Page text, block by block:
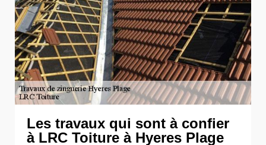
Les travaux qui sont à confier
à LRC Toiture à Hyeres Plage